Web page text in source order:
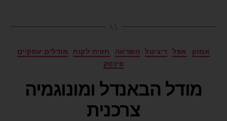
אמזון אפל דיגיטל השראה חווית לקוח
מודלים עסקיים
פינטק
מודל הבאנדל ומונוגמיה
צרכנית